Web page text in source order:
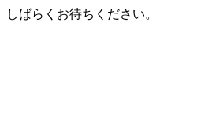
しばらくお待ちください。